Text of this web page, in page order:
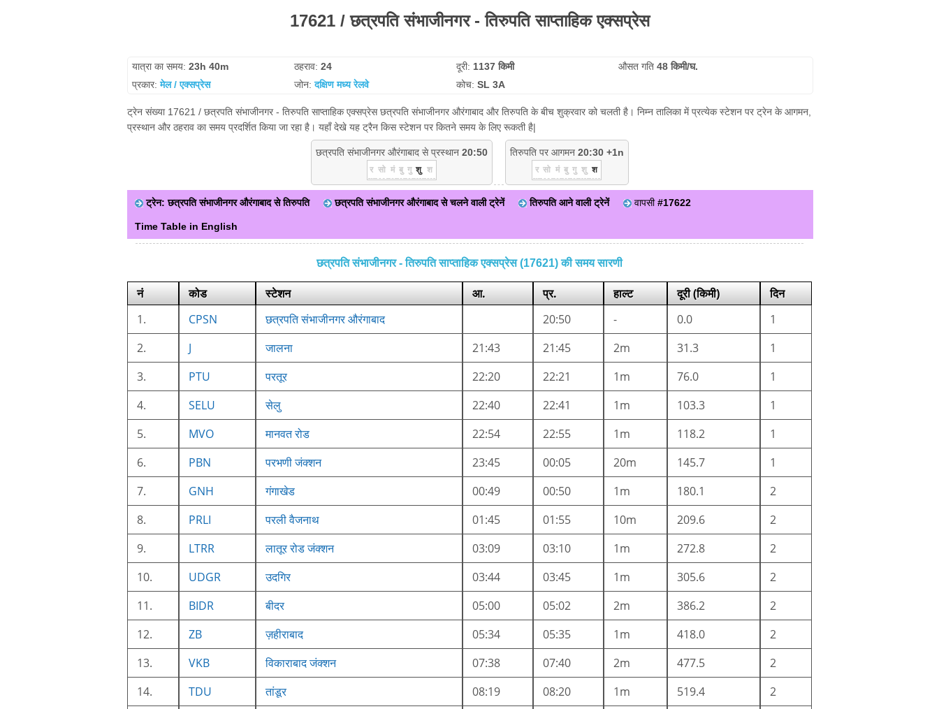
17621 / छत्रपति संभाजीनगर - तिरुपति साप्ताहिक एक्सप्रेस
यात्रा का समय: 23h 40m ठहराव: 24 दूरी: 1137 किमी औसत गति 48 किमी/घ.
प्रकार:मेल / एक्सप्रेस जोन:दक्षिण मध्य रेलवे कोच: SL 3A
ट्रेन संख्या 17621 / छत्रपति संभाजीनगर - तिरुपति साप्ताहिक एक्सप्रेस छत्रपति संभाजीनगर औरंगाबाद और तिरुपति के बीच शुक्रवार को चलती है। निम्न तालिका में प्रत्येक स्टेशन पर ट्रेन के आगमन,
प्रस्थान और ठहराव का समय प्रदर्शित किया जा रहा है। यहाँ देखे यह ट्रैन किस स्टेशन पर कितने समय के लिए रूकती है|
छत्रपति संभाजीनगर औरंगाबाद से प्रस्थान 20:50
र सो मं बु गु शु श
तिरुपति पर आगमन 20:30 +1n
र सो मं बु गु शु श
ट्रेन: छत्रपति संभाजीनगर औरंगाबाद से तिरुपति छत्रपति संभाजीनगर औरंगाबाद से चलने वाली ट्रेनें तिरुपति आने वाली ट्रेनें वापसी#17622
Time Table in English
छत्रपति संभाजीनगर - तिरुपति साप्ताहिक एक्सप्रेस (17621) की समय सारणी
नं कोड स्टेशन आ. प्र. हाल्ट दूरी (किमी)
दिन
1.
CPSN छत्रपति संभाजीनगर औरंगाबाद 20:50 - 0.0
1
2.
J जालना 21:43 21:45 2m 31.3
1
3.
PTU परतूर 22:20 22:21 1m 76.0
1
4.
SELU सेलु 22:40 22:41 1m 103.3
1
5.
MVO मानवत रोड 22:54 22:55 1m 118.2
1
6.
PBN परभणी जंक्शन 23:45 00:05 20m 145.7
1
7.
GNH गंगाखेड 00:49 00:50 1m 180.1
2
8.
PRLI परली वैजनाथ 01:45 01:55 10m 209.6
2
9.
LTRR लातूर रोड जंक्शन 03:09 03:10 1m 272.8
2
10.
UDGR उदगिर 03:44 03:45 1m 305.6
2
11.
BIDR बीदर 05:00 05:02 2m 386.2
2
12.
ZB ज़हीराबाद 05:34 05:35 1m 418.0
2
13.
VKB विकाराबाद जंक्शन 07:38 07:40 2m 477.5
2
14.
TDU तांडूर 08:19 08:20 1m 519.4
2